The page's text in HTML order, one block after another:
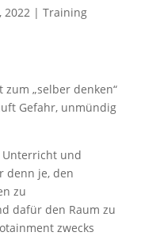
2022| Training
„selber denken“
Gefahr, unmündig
Unterricht und
denn je, den
zu
dafür den Raum zu
zwecks